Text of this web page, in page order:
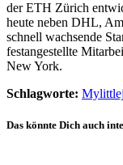
der ETH Zürich
heute neben DHL,
schnell wachsende
festangestellte
New York.
Schlagworte:
Das könnte Dich auch